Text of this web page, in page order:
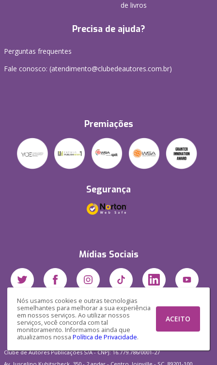
Nós usamos cookies e outras tecnologias
semelhantes para melhorar a sua experiência
em nossos serviços. Ao utilizar nossos
serviços, você concorda com tal
monitoramento. Informamos ainda que
atualizamos nossa Política de Privacidade.
ACEITO
de livros
Precisa de ajuda?
Perguntas frequentes
Fale conosco: (atendimento@clubedeautores.com.br)
Premiações
Segurança
Mídias Sociais
Clube de Autores Publicações S/A - CNPJ: 16.779.786/0001-27